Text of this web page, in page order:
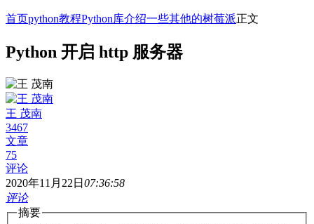
首页python教程Python库介绍一些其他的树莓派正文
Python 开启 http 服务器
王 茂南
3467
文章
75
评论
2020年11月22日 07:36:58
评论
摘要